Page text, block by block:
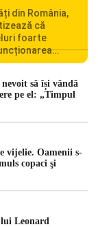
din România,
că
foarte
se confruntă
să își vândă
pe el: „Timpul
vijelie. Oamenii s-
copaci şi
Leonard